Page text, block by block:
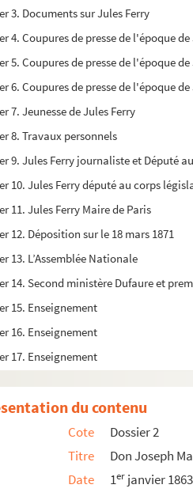
3. Documents sur Jules Ferry
4. Coupures de presse de l'époque
5. Coupures de presse de l'époque
6. Coupures de presse de l'époque
7. Jeunesse de Jules Ferry
8. Travaux personnels
9. Jules Ferry journaliste et Député
10. Jules Ferry député au corps
11. Jules Ferry Maire de Paris
12. Déposition sur le 18 mars 1871
13. L’Assemblée Nationale
14. Second ministère Dufaure et
15. Enseignement
16. Enseignement
17. Enseignement
19. Enseignement
20. Les expéditions coloniales
21. Les expéditions coloniales
22. Les expéditions coloniales
du contenu
Cote
Dossier 2
Titre
Don Joseph
Date
1er janvier